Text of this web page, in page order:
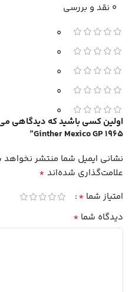
0 نقد و بررسی
0
0
0
0
0
Ginther Mexico GP 1965”
نشانی ایمیل شما منتشر
علامت‌گذاری شده‌اند *
امتیاز شما *
دیدگاه شما *